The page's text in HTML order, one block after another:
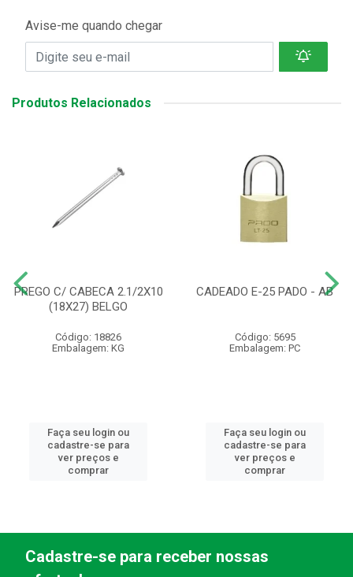
Avise-me quando chegar
Produtos Relacionados
PREGO C/ CABECA 2.1/2X10
(18X27) BELGO
Código: 18826
Embalagem: KG
Faça seu login ou
cadastre-se para
ver preços e
comprar
CADEADO E-25 PADO - AB
Código: 5695
Embalagem: PC
Faça seu login ou
cadastre-se para
ver preços e
comprar
Cadastre-se para receber nossas